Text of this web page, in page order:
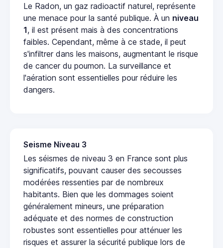
Le Radon, un gaz radioactif naturel, représente
une menace pour la santé publique. À un niveau
1, il est présent mais à des concentrations
faibles. Cependant, même à ce stade, il peut
s'infiltrer dans les maisons, augmentant le risque
de cancer du poumon. La surveillance et
l'aération sont essentielles pour réduire les
dangers.
Seisme Niveau 3
Les séismes de niveau 3 en France sont plus
significatifs, pouvant causer des secousses
modérées ressenties par de nombreux
habitants. Bien que les dommages soient
généralement mineurs, une préparation
adéquate et des normes de construction
robustes sont essentielles pour atténuer les
risques et assurer la sécurité publique lors de